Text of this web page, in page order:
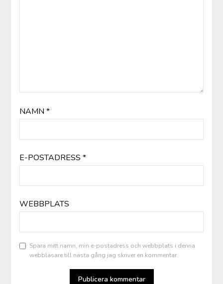
NAMN *
E-POSTADRESS *
WEBBPLATS
Spara mitt namn, min e-postadress och webbplats i denna
webbläsare till nästa gång jag skriver en kommentar.